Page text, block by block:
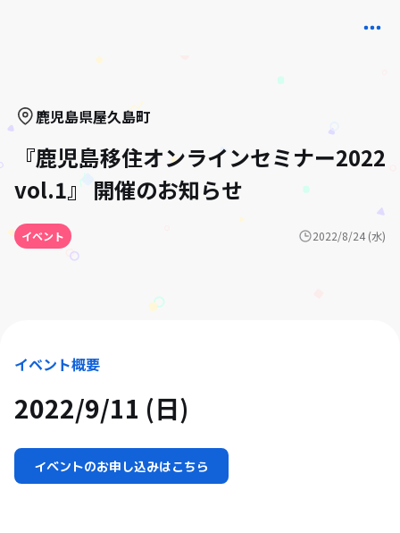
鹿児島県屋久島町
『鹿児島移住オンラインセミナー2022
vol.1』 開催のお知らせ
イベント 2022/8/24 (水)
イベント概要
2022/9/11 (日)
イベントのお申し込みはこちら